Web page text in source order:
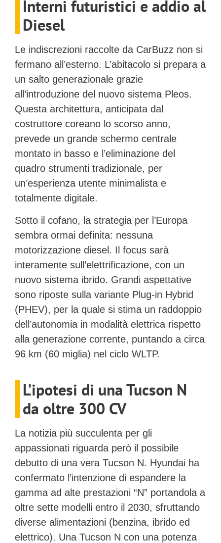
Interni futuristici e addio al
Diesel
Le indiscrezioni raccolte da CarBuzz non si
fermano all’esterno. L’abitacolo si prepara a
un salto generazionale grazie
all’introduzione del nuovo sistema Pleos.
Questa architettura, anticipata dal
costruttore coreano lo scorso anno,
prevede un grande schermo centrale
montato in basso e l’eliminazione del
quadro strumenti tradizionale, per
un’esperienza utente minimalista e
totalmente digitale.
Sotto il cofano, la strategia per l’Europa
sembra ormai definita: nessuna
motorizzazione diesel. Il focus sarà
interamente sull’elettrificazione, con un
nuovo sistema ibrido. Grandi aspettative
sono riposte sulla variante Plug-in Hybrid
(PHEV), per la quale si stima un raddoppio
dell’autonomia in modalità elettrica rispetto
alla generazione corrente, puntando a circa
96 km (60 miglia) nel ciclo WLTP.
L’ipotesi di una Tucson N
da oltre 300 CV
La notizia più succulenta per gli
appassionati riguarda però il possibile
debutto di una vera Tucson N. Hyundai ha
confermato l’intenzione di espandere la
gamma ad alte prestazioni “N” portandola a
oltre sette modelli entro il 2030, sfruttando
diverse alimentazioni (benzina, ibrido ed
elettrico). Una Tucson N con una potenza